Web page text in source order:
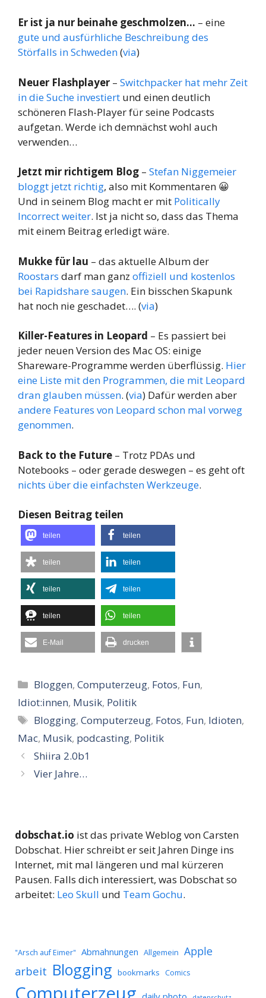
Er ist ja nur beinahe geschmolzen… – eine
gute und ausfürhliche Beschreibung des
Störfalls in Schweden(via)
Neuer Flashplayer – Switchpacker hat mehr Zeit
in die Suche investiert und einen deutlich
schöneren Flash-Player für seine Podcasts
aufgetan. Werde ich demnächst wohl auch
verwenden…
Jetzt mir richtigem Blog – Stefan Niggemeier
bloggt jetzt richtig, also mit Kommentaren 😀
Und in seinem Blog macht er mit Politically
Incorrect weiter. Ist ja nicht so, dass das Thema
mit einem Beitrag erledigt wäre.
Mukke für lau – das aktuelle Album der
Roostars darf man ganz offiziell und kostenlos
bei Rapidshare saugen. Ein bisschen Skapunk
hat noch nie geschadet…. (via)
Killer-Features in Leopard – Es passiert bei
jeder neuen Version des Mac OS: einige
Shareware-Programme werden überflüssig. Hier
eine Liste mit den Programmen, die mit Leopard
dran glauben müssen. (via) Dafür werden aber
andere Features von Leopard schon mal vorweg
genommen.
Back to the Future – Trotz PDAs und
Notebooks – oder gerade deswegen – es geht oft
nichts über die einfachsten Werkzeuge.
Diesen Beitrag teilen
teilen teilen
teilen teilen
teilen teilen
teilen teilen
E-Mail drucken
Kategorien
Bloggen,Computerzeug, Fotos, Fun,
Idiot:innen, Musik, Politik
Schlagwörter
Blogging,Computerzeug, Fotos, Fun, Idioten,
Mac, Musik, podcasting, Politik
Shiira 2.0b1
Vier Jahre…
dobschat.io ist das private Weblog von Carsten
Dobschat. Hier schreibt er seit Jahren Dinge ins
Internet, mit mal längeren und mal kürzeren
Pausen. Falls dich interessiert, was Dobschat so
arbeitet: Leo Skull und Team Gochu.
"Arsch auf Eimer" Abmahnungen Allgemein Apple
arbeit Blogging bookmarks Comics
Computerzeug